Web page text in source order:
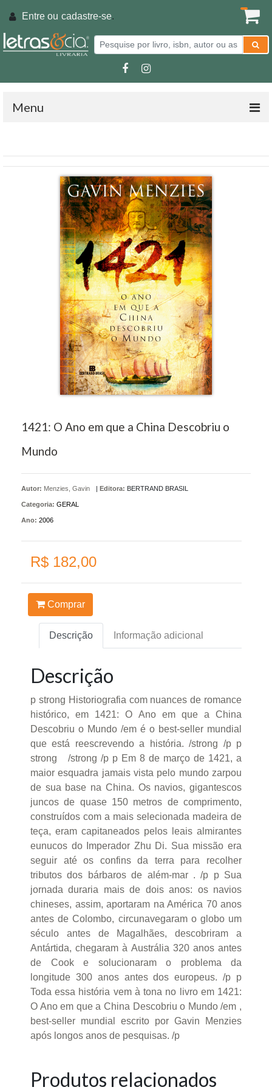
Entre ou cadastre-se.
Menu
1421: O Ano em que a China Descobriu o
Mundo
Autor: Menzies, Gavin | Editora: BERTRAND BRASIL
Categoria: GERAL
Ano: 2006
R$ 182,00
Comprar
Descrição Informação adicional
Descrição
p strong Historiografia com nuances de romance
histórico, em 1421: O Ano em que a China
Descobriu o Mundo /em é o best-seller mundial
que está reescrevendo a história. /strong /p p
strong /strong /p p Em 8 de março de 1421, a
maior esquadra jamais vista pelo mundo zarpou
de sua base na China. Os navios, gigantescos
juncos de quase 150 metros de comprimento,
construídos com a mais selecionada madeira de
teça, eram capitaneados pelos leais almirantes
eunucos do Imperador Zhu Di. Sua missão era
seguir até os confins da terra para recolher
tributos dos bárbaros de além-mar . /p p Sua
jornada duraria mais de dois anos: os navios
chineses, assim, aportaram na América 70 anos
antes de Colombo, circunavegaram o globo um
século antes de Magalhães, descobriram a
Antártida, chegaram à Austrália 320 anos antes
de Cook e solucionaram o problema da
longitude 300 anos antes dos europeus. /p p
Toda essa história vem à tona no livro em 1421:
O Ano em que a China Descobriu o Mundo /em ,
best-seller mundial escrito por Gavin Menzies
após longos anos de pesquisas. /p
Produtos relacionados